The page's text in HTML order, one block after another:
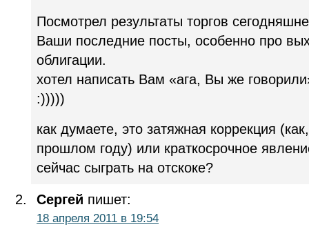
Посмотрел результаты торгов
Ваши последние посты, особенно про
облигации.
хотел написать Вам «ага, Вы же
:)))))
как думаете, это затяжная коррекция
прошлом году) или краткосрочное
сейчас сыграть на отскоке?
Сергей пишет:
18 апреля 2011 в 19:54